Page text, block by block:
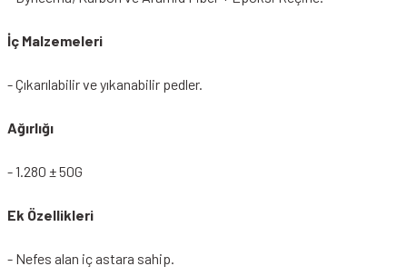
İç Malzemeleri
- Çıkarılabilir ve yıkanabilir pedler.
Ağırlığı
- 1.280 ± 50G
Ek Özellikleri
- Nefes alan iç astara sahip.